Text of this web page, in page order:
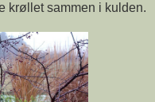
krøllet sammen i kulden.